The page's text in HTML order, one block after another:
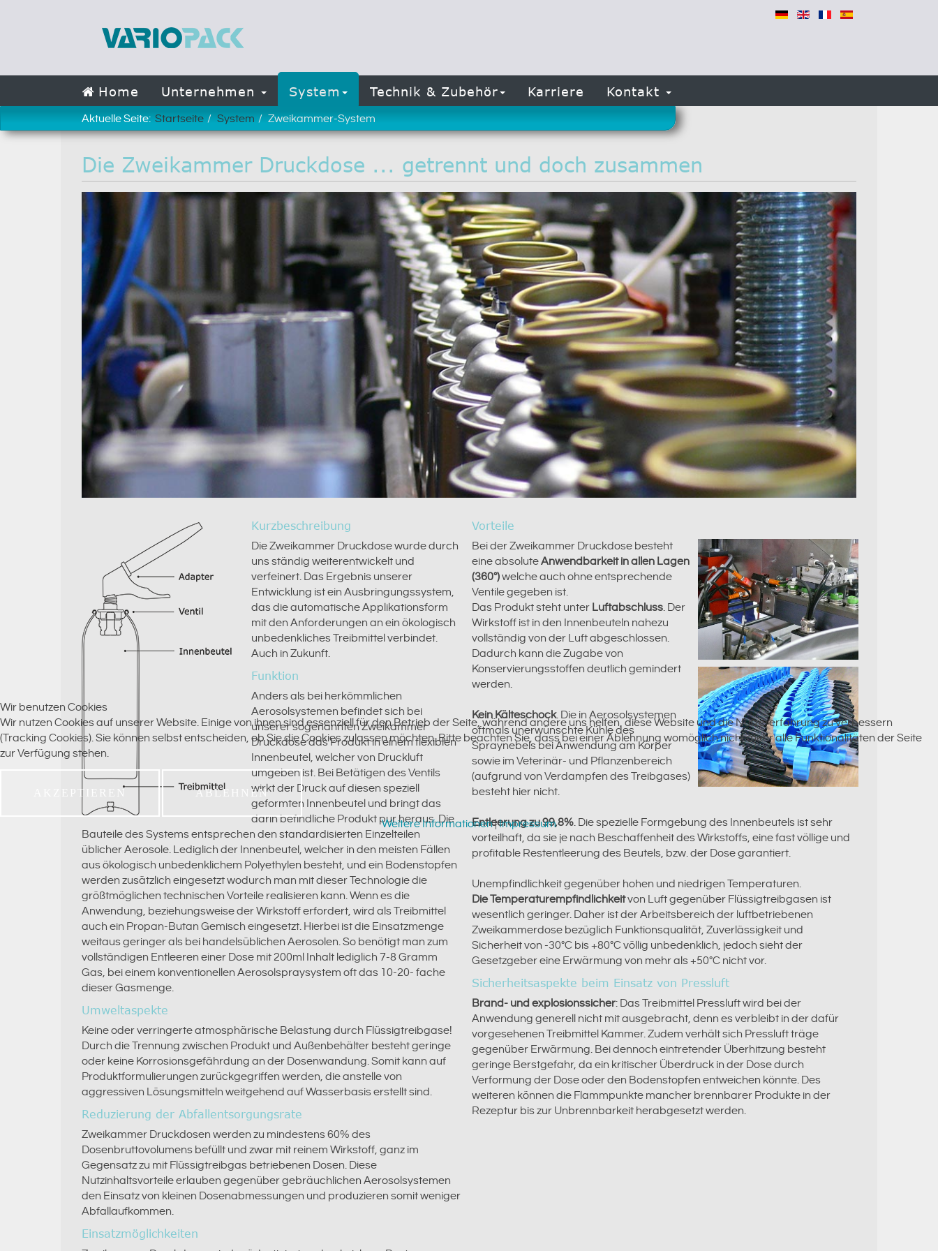
Home Unternehmen System Technik & Zubehör Karriere Kontakt
Aktuelle Seite: Startseite System Zweikammer-System
Die Zweikammer Druckdose ... getrennt und doch zusammen
Kurzbeschreibung
Die Zweikammer Druckdose wurde durch
uns ständig weiterentwickelt und
verfeinert. Das Ergebnis unserer
Entwicklung ist ein Ausbringungssystem,
das die automatische Applikationsform
mit den Anforderungen an ein ökologisch
unbedenkliches Treibmittel verbindet.
Auch in Zukunft.
Funktion
Anders als bei herkömmlichen
Aerosolsystemen befindet sich bei
unserer sogenannten Zweikammer
Druckdose das Produkt in einem flexiblen
Innenbeutel, welcher von Druckluft
umgeben ist. Bei Betätigen des Ventils
wirkt der Druck auf diesen speziell
geformten Innenbeutel und bringt das
darin befindliche Produkt pur heraus. Die
Bauteile des Systems entsprechen den standardisierten Einzelteilen
üblicher Aerosole. Lediglich der Innenbeutel, welcher in den meisten Fällen
aus ökologisch unbedenklichem Polyethylen besteht, und ein Bodenstopfen
werden zusätzlich eingesetzt wodurch man mit dieser Technologie die
größtmöglichen technischen Vorteile realisieren kann. Wenn es die
Anwendung, beziehungsweise der Wirkstoff erfordert, wird als Treibmittel
auch ein Propan-Butan Gemisch eingesetzt. Hierbei ist die Einsatzmenge
weitaus geringer als bei handelsüblichen Aerosolen. So benötigt man zum
vollständigen Entleeren einer Dose mit 200ml Inhalt lediglich 7-8 Gramm
Gas, bei einem konventionellen Aerosolspraysystem oft das 10-20- fache
dieser Gasmenge.
Umweltaspekte
Keine oder verringerte atmosphärische Belastung durch Flüssigtreibgase!
Durch die Trennung zwischen Produkt und Außenbehälter besteht geringe
oder keine Korrosionsgefährdung an der Dosenwandung. Somit kann auf
Produktformulierungen zurückgegriffen werden, die anstelle von
aggressiven Lösungsmitteln weitgehend auf Wasserbasis erstellt sind.
Reduzierung der Abfallentsorgungsrate
Zweikammer Druckdosen werden zu mindestens 60% des
Dosenbruttovolumens befüllt und zwar mit reinem Wirkstoff, ganz im
Gegensatz zu mit Flüssigtreibgas betriebenen Dosen. Diese
Nutzinhaltsvorteile erlauben gegenüber gebräuchlichen Aerosolsystemen
den Einsatz von kleinen Dosenabmessungen und produzieren somit weniger
Abfallaufkommen.
Einsatzmöglichkeiten
Vorteile
Bei der Zweikammer Druckdose besteht
eine absoluteAnwendbarkeit in allen Lagen
(360°)welche auch ohne entsprechende
Ventile gegeben ist.
Das Produkt steht unter Luftabschluss. Der
Wirkstoff ist in den Innenbeuteln nahezu
vollständig von der Luft abgeschlossen.
Dadurch kann die Zugabe von
Konservierungsstoffen deutlich gemindert
werden.
Kein Kälteschock. Die in Aerosolsystemen
oftmals unerwünschte Kühle des
Spraynebels bei Anwendung am Körper
sowie im Veterinär- und Pflanzenbereich
(aufgrund von Verdampfen des Treibgases)
besteht hier nicht.
Entleerung zu 99,8%. Die spezielle Formgebung des Innenbeutels ist sehr
vorteilhaft, da sie je nach Beschaffenheit des Wirkstoffs, eine fast völlige und
profitable Restentleerung des Beutels, bzw. der Dose garantiert.
Unempfindlichkeit gegenüber hohen und niedrigen Temperaturen.
Die Temperaturempfindlichkeitvon Luft gegenüber Flüssigtreibgasen ist
wesentlich geringer. Daher ist der Arbeitsbereich der luftbetriebenen
Zweikammerdose bezüglich Funktionsqualität, Zuverlässigkeit und
Sicherheit von -30°C bis +80°C völlig unbedenklich, jedoch sieht der
Gesetzgeber eine Erwärmung von mehr als +50°C nicht vor.
Sicherheitsaspekte beim Einsatz von Pressluft
Brand- und explosionssicher: Das Treibmittel Pressluft wird bei der
Anwendung generell nicht mit ausgebracht, denn es verbleibt in der dafür
vorgesehenen Treibmittel Kammer. Zudem verhält sich Pressluft träge
gegenüber Erwärmung. Bei dennoch eintretender Überhitzung besteht
geringe Berstgefahr, da ein kritischer Überdruck in der Dose durch
Verformung der Dose oder den Bodenstopfen entweichen könnte. Des
weiteren können die Flammpunkte mancher brennbarer Produkte in der
Rezeptur bis zur Unbrennbarkeit herabgesetzt werden.
Wir benutzen Cookies
Wir nutzen Cookies auf unserer Website. Einige von ihnen sind essenziell für den Betrieb der Seite, während andere uns helfen, diese Website und die Nutzererfahrung zu verbessern
(Tracking Cookies). Sie können selbst entscheiden, ob Sie die Cookies zulassen möchten. Bitte beachten Sie, dass bei einer Ablehnung womöglich nicht mehr alle Funktionalitäten der Seite
zur Verfügung stehen.
AKZEPTIEREN ABLEHNEN
Weitere Informationen|Impressum